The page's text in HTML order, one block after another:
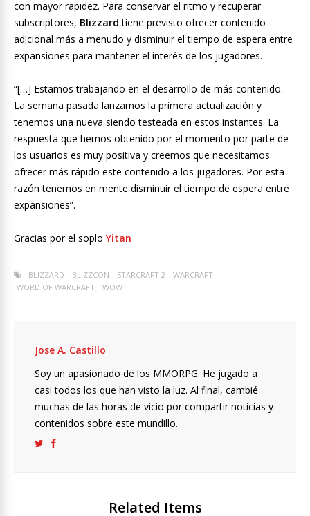
con mayor rapidez. Para conservar el ritmo y recuperar
subscriptores, Blizzard tiene previsto ofrecer contenido
adicional más a menudo y disminuir el tiempo de espera entre
expansiones para mantener el interés de los jugadores.
“[…] Estamos trabajando en el desarrollo de más contenido.
La semana pasada lanzamos la primera actualización y
tenemos una nueva siendo testeada en estos instantes. La
respuesta que hemos obtenido por el momento por parte de
los usuarios es muy positiva y creemos que necesitamos
ofrecer más rápido este contenido a los jugadores. Por esta
razón tenemos en mente disminuir el tiempo de espera entre
expansiones”.
Gracias por el soplo Yitan
BLIZZARD BLIZZCON STARCRAFT 2
WARCRAFT
WORD OF WARCRAFT
WOW
Jose A. Castillo
Soy un apasionado de los MMORPG. He jugado a
casi todos los que han visto la luz. Al final, cambié
muchas de las horas de vicio por compartir noticias y
contenidos sobre este mundillo.
Related Items